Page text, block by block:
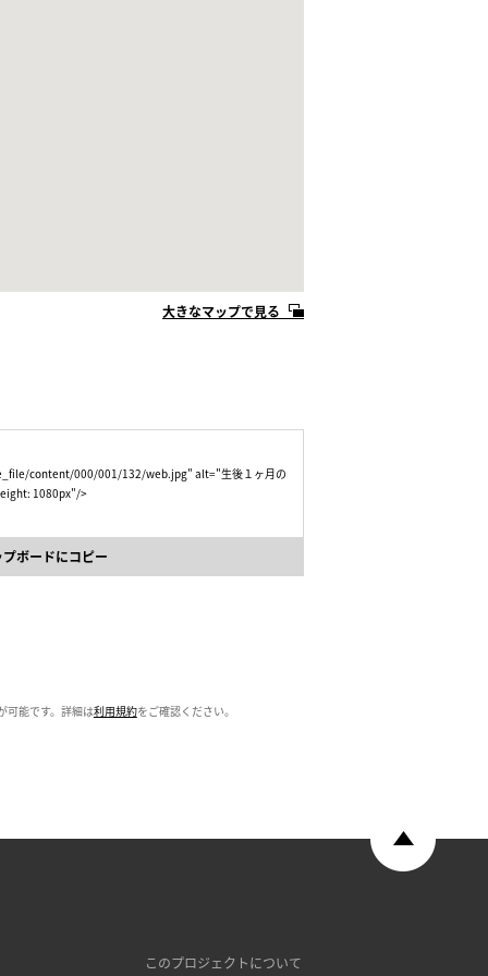
大きなマップで見る
content/000/001/132/web.jpg" alt="生後１ヶ月の
1080px"/>
ボードにコピー
可能です。詳細は利用規約をご確認ください。
このプロジェクトについて